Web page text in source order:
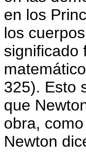
en los
los
significado
325). Esto
que
obra,
Newton